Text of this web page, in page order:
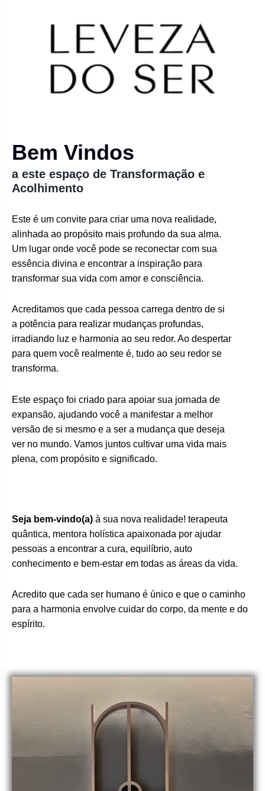
Bem Vindos
a este espaço de Transformação e
Acolhimento
Este é um convite para criar uma nova realidade,
alinhada ao propósito mais profundo da sua alma.
Um lugar onde você pode se reconectar com sua
essência divina e encontrar a inspiração para
transformar sua vida com amor e consciência.
Acreditamos que cada pessoa carrega dentro de si
a potência para realizar mudanças profundas,
irradiando luz e harmonia ao seu redor. Ao despertar
para quem você realmente é, tudo ao seu redor se
transforma.
Este espaço foi criado para apoiar sua jornada de
expansão, ajudando você a manifestar a melhor
versão de si mesmo e a ser a mudança que deseja
ver no mundo. Vamos juntos cultivar uma vida mais
plena, com propósito e significado.
Seja bem-vindo(a) à sua nova realidade! terapeuta
quântica, mentora holística apaixonada por ajudar
pessoas a encontrar a cura, equilíbrio, auto
conhecimento e bem-estar em todas as áreas da vida.
Acredito que cada ser humano é único e que o caminho
para a harmonia envolve cuidar do corpo, da mente e do
espírito.